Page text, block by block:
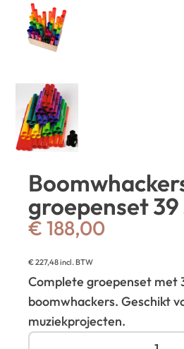
groepenset 39
€ 188,00
€227,48incl. BTW
Complete groepenset met
boomwhackers. Geschikt
muziekprojecten.